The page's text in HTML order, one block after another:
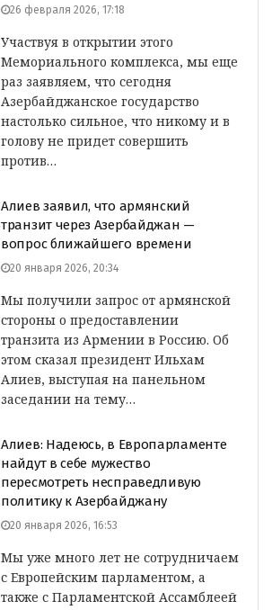
26 февраля 2026, 17:18
Участвуя в открытии этого
Мемориального комплекса, мы еще
раз заявляем, что сегодня
Азербайджанское государство
настолько сильное, что никому и в
голову не придет совершить
против…
Алиев заявил, что армянский
транзит через Азербайджан —
вопрос ближайшего времени
20 января 2026, 20:34
Мы получили запрос от армянской
стороны о предоставлении
транзита из Армении в Россию. Об
этом сказал президент Ильхам
Алиев, выступая на панельном
заседании на тему…
Алиев: Надеюсь, в Европарламенте
найдут в себе мужество
пересмотреть несправедливую
политику к Азербайджану
20 января 2026, 16:53
Мы уже много лет не сотрудничаем
с Европейским парламентом, а
также с Парламентской Ассамблеей